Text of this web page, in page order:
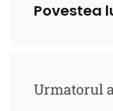
Povestea
Urmatorul